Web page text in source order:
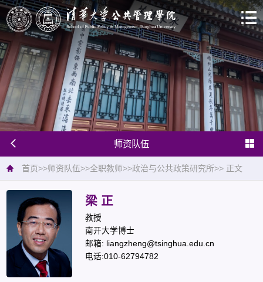
师资队伍
首页>>师资队伍>>全职教师>>政治与公共政策研究所>> 正文
梁 正
教授
南开大学博士
邮箱: liangzheng@tsinghua.edu.cn
电话:010-62794782